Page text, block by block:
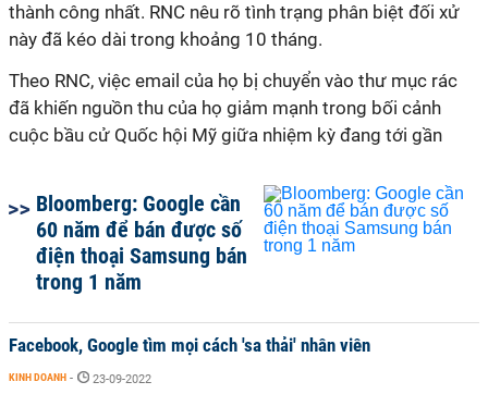
thành công nhất. RNC nêu rõ tình trạng phân biệt đối xử
này đã kéo dài trong khoảng 10 tháng.
Theo RNC, việc email của họ bị chuyển vào thư mục rác
đã khiến nguồn thu của họ giảm mạnh trong bối cảnh
cuộc bầu cử Quốc hội Mỹ giữa nhiệm kỳ đang tới gần
Bloomberg: Google cần
60 năm để bán được số
điện thoại Samsung bán
trong 1 năm
Facebook, Google tìm mọi cách 'sa thải' nhân viên
KINH DOANH - 23-09-2022